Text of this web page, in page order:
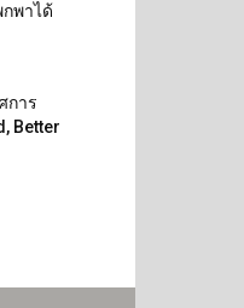
กพาได้
การ
Better